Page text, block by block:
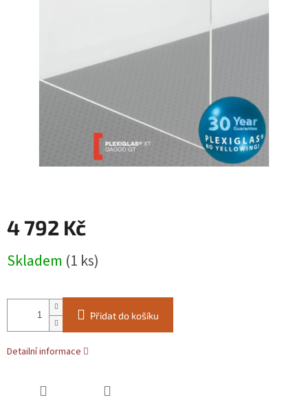
4 792 Kč
cena:
Skladem (1 ks)
Přidat do košíku
Detailní informace